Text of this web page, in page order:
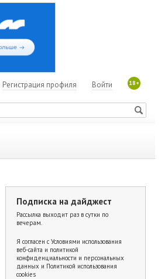
18+
Войти
Регистрация профиля
Подписка на дайджест
Рассылка выходит раз в сутки по
вечерам.
Я согласен с Условиями использования
веб-сайта и политикой
конфиденциальности и персональных
данных и Политикой использования
cookies